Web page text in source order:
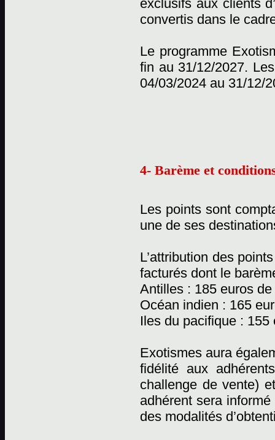
exclusifs aux clients
convertis dans le
Le programme
fin au 31/12/2027.
04/03/2024 au 31/12/
4- Barème et
Les points sont
une de ses
L’attribution des
facturés dont le
Antilles : 185 euros
Océan indien : 165
Iles du pacifique :
Exotismes aura
fidélité aux
challenge de vente)
adhérent sera
des modalités